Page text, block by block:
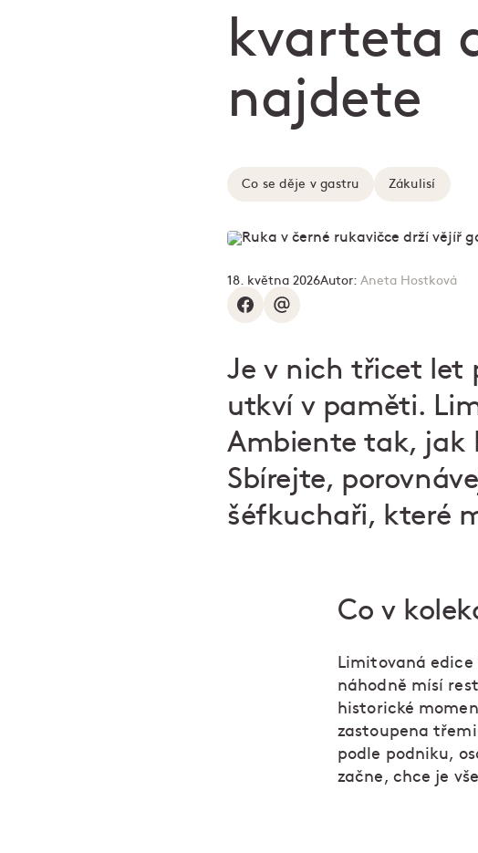
kvarteta
najdete
Co se děje v gastru Zákulisí
18. května 2026Autor: Aneta Hostková
Je v nich třicet let
utkví v paměti.
Ambiente tak, jak
Sbírejte,
šéfkuchaři, které
Co v
Limitovaná
náhodně mísí
historické
zastoupena
podle podniku,
začne, chce je